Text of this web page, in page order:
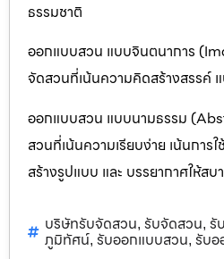
ธรรมชาติ
ออกแบบสวน แบบจินตนาการ
จัดสวนที่เน้นความคิดสร้างสรรค์
ออกแบบสวน แบบนามธรรม
สวนที่เน้นความเรียบง่าย เน้นการใ
สร้างรูปแบบ และ บรรยากาศให้สบ
บริษัทรับจัดสวน, รับจัดสวน, รั
ภูมิทัศน์, รับออกแบบสวน, รับอ